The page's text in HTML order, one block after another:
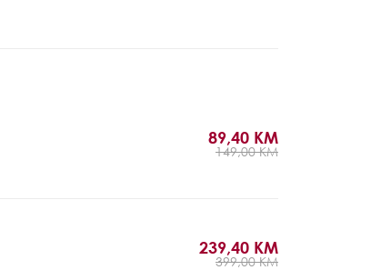
89,40 KM
149,00 KM
239,40 KM
399,00 KM